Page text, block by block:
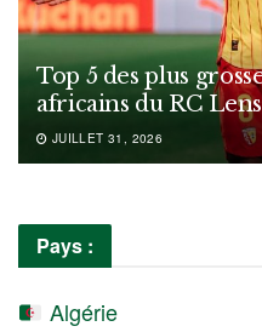
Top 5 des plus
africains du RC Lens
JUILLET 31, 2026
Pays :
Algérie